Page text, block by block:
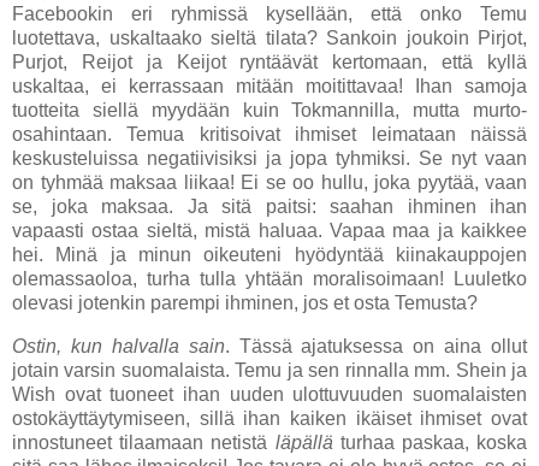
Facebookin eri ryhmissä kysellään, että onko Temu
luotettava, uskaltaako sieltä tilata? Sankoin joukoin Pirjot,
Purjot, Reijot ja Keijot ryntäävät kertomaan, että kyllä
uskaltaa, ei kerrassaan mitään moitittavaa! Ihan samoja
tuotteita siellä myydään kuin Tokmannilla, mutta murto-
osahintaan. Temua kritisoivat ihmiset leimataan näissä
keskusteluissa negatiivisiksi ja jopa tyhmiksi. Se nyt vaan
on tyhmää maksaa liikaa! Ei se oo hullu, joka pyytää, vaan
se, joka maksaa. Ja sitä paitsi: saahan ihminen ihan
vapaasti ostaa sieltä, mistä haluaa. Vapaa maa ja kaikkee
hei. Minä ja minun oikeuteni hyödyntää kiinakauppojen
olemassaoloa, turha tulla yhtään moralisoimaan! Luuletko
olevasi jotenkin parempi ihminen, jos et osta Temusta?
Ostin, kun halvalla sain. Tässä ajatuksessa on aina ollut
jotain varsin suomalaista. Temu ja sen rinnalla mm. Shein ja
Wish ovat tuoneet ihan uuden ulottuvuuden suomalaisten
ostokäyttäytymiseen, sillä ihan kaiken ikäiset ihmiset ovat
innostuneet tilaamaan netistä läpällä turhaa paskaa, koska